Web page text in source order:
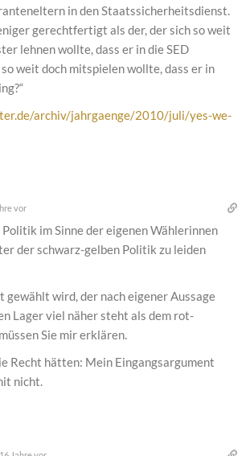
in den Staatssicherheitsdienst.
gerechtfertigt als der, der sich so weit
lehnen wollte, dass er in die SED
weit doch mitspielen wollte, dass er in
archiv/jahrgaenge/2010/juli/yes-we-
vor
Politik im Sinne der eigenen Wählerinnen
der schwarz-gelben Politik zu leiden
gewählt wird, der nach eigener Aussage
Lager viel näher steht als dem rot-
Sie mir erklären.
Recht hätten: Mein Eingangsargument
nicht.